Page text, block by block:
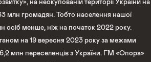
на неокупованій території України на
млн громадян. Тобто населення нашої
осіб менше, ніж на початок 2022 року.
на 19 вересня 2023 року за межами
млн переселенців з України. ГМ «Опора»